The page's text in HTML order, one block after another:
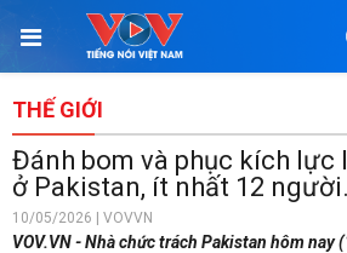
THẾ GIỚI
Đánh bom và phục kích lực
ở Pakistan, ít nhất 12
10/05/2026 | VOVVN
VOV.VN - Nhà chức trách Pakistan hôm